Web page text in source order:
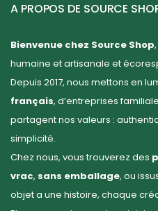
A PROPOS DE SOURCE
Bienvenue chez Source Shop
humaine et artisanale et
Depuis 2017, nous mettons en
français, d’entreprises
partagent nos valeurs :
simplicité.
Chez nous, vous trouverez des
vrac, sans emballage, ou
objet a une histoire, chaque